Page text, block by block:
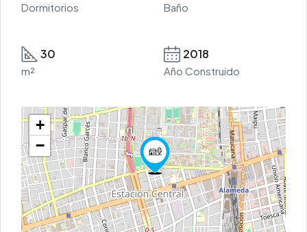
Dormitorios Baño
30
m²
2018
Año Construido
+
−